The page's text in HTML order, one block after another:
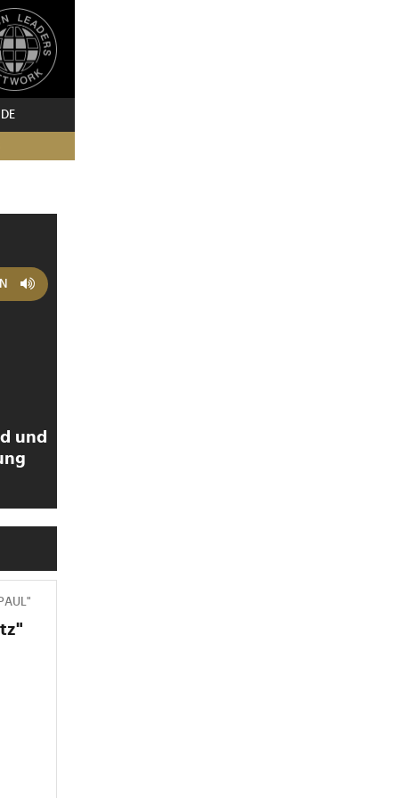
und